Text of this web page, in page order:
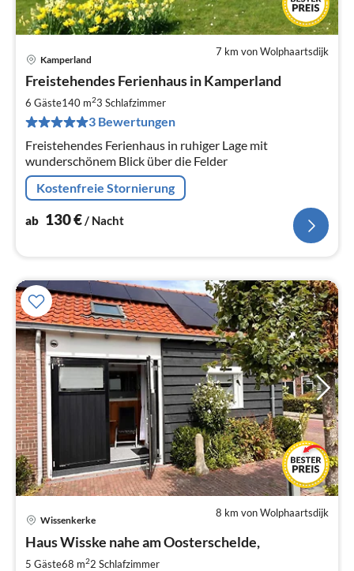
7 km von Wolphaartsdijk
Kamperland
Freistehendes Ferienhaus in Kamperland
6 Gäste140 m23 Schlafzimmer
3 Bewertungen
Freistehendes Ferienhaus in ruhiger Lage mit
wunderschönem Blick über die Felder
Kostenfreie Stornierung
ab 130€/ Nacht
8 km von Wolphaartsdijk
Wissenkerke
Haus Wisske nahe am Oosterschelde,
5 Gäste68 m22 Schlafzimmer